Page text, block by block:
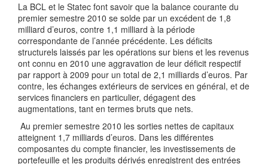
La BCL et le Statec font savoir que la balance courante du
premier semestre 2010 se solde par un excédent de 1,8
milliard d’euros, contre 1,1 milliard à la période
correspondante de l’année précédente. Les déficits
structurels laissés par les opérations sur biens et les revenus
ont connu en 2010 une aggravation de leur déficit respectif
par rapport à 2009 pour un total de 2,1 milliards d’euros. Par
contre, les échanges extérieurs de services en général, et de
services financiers en particulier, dégagent des
augmentations, tant en termes bruts que nets.
Au premier semestre 2010 les sorties nettes de capitaux
atteignent 1,7 milliards d’euros. Dans les différentes
composantes du compte financier, les investissements de
portefeuille et les produits dérivés enregistrent des entrées